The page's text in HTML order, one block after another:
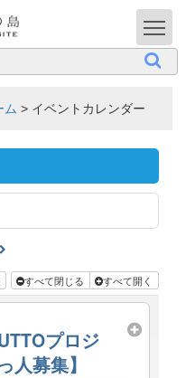
ム > イベントカレンダー
すべて閉じる すべて開く
プロジ
人募集】